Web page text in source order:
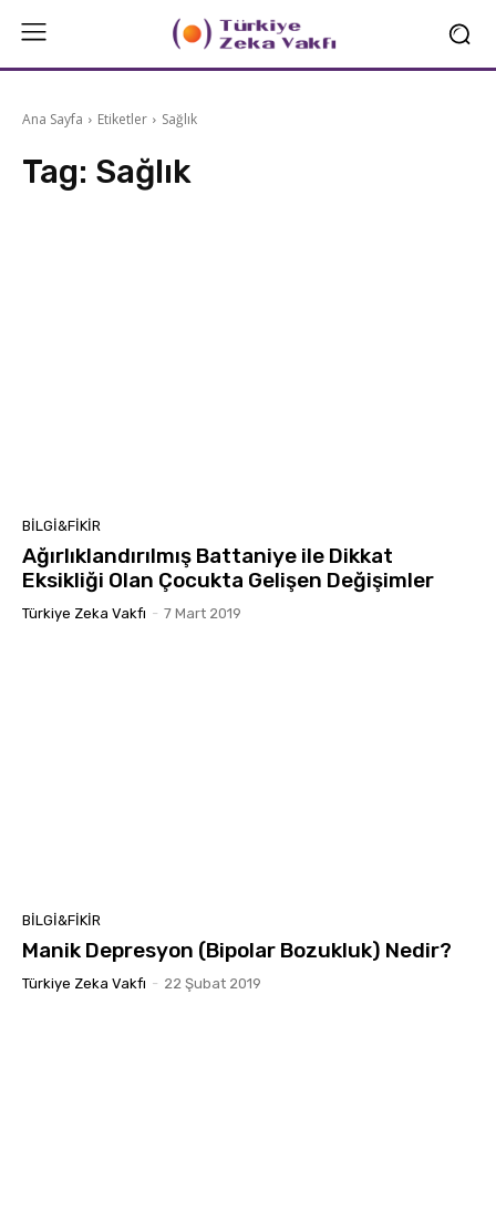
Ana Sayfa Etiketler Sağlık
Tag: Sağlık
BILGI&FIKIR
Ağırlıklandırılmış Battaniye ile Dikkat
Eksikliği Olan Çocukta Gelişen Değişimler
Türkiye Zeka Vakfı - 7 Mart 2019
BILGI&FIKIR
Manik Depresyon (Bipolar Bozukluk) Nedir?
Türkiye Zeka Vakfı - 22 Şubat 2019